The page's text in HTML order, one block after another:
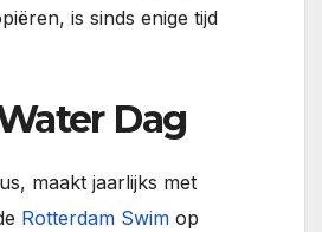
is sinds enige tijd
Dag
maakt jaarlijks met
Rotterdam Swim op